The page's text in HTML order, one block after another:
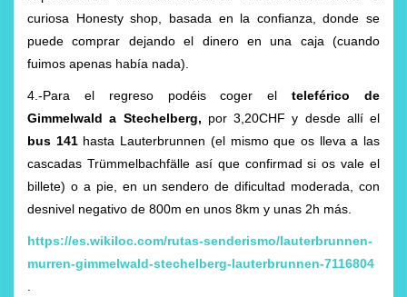
curiosa Honesty shop, basada en la confianza, donde se
puede comprar dejando el dinero en una caja (cuando
fuimos apenas había nada).
4.-Para el regreso podéis coger elteleférico de
Gimmelwald a Stechelberg, por 3,20CHF y desde allí el
bus 141hasta Lauterbrunnen (el mismo que os lleva a las
cascadas Trümmelbachfälle así que confirmad si os vale el
billete) o a pie, en un sendero de dificultad moderada, con
desnivel negativo de 800m en unos 8km y unas 2h más.
https://es.wikiloc.com/rutas-senderismo/lauterbrunnen-
murren-gimmelwald-stechelberg-lauterbrunnen-7116804